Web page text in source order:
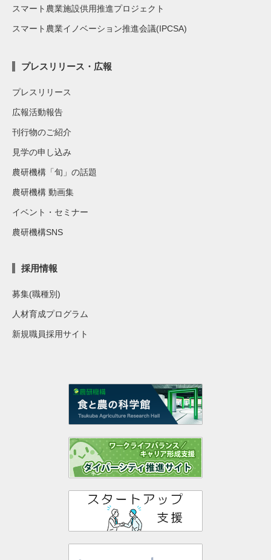
スマート農業施設供用推進プロジェクト
スマート農業イノベーション推進会議(IPCSA)
プレスリリース・広報
プレスリリース
広報活動報告
刊行物のご紹介
見学の申し込み
農研機構「旬」の話題
農研機構 動画集
イベント・セミナー
農研機構SNS
採用情報
募集(職種別)
人材育成プログラム
新規職員採用サイト